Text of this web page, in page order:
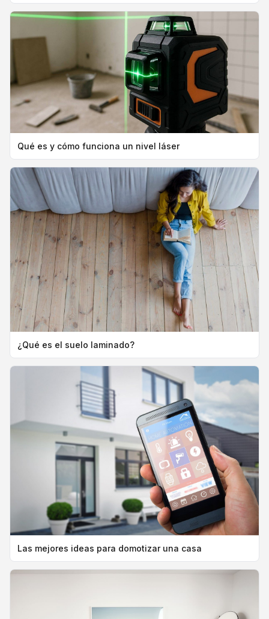
Qué es y cómo funciona un nivel láser
¿Qué es el suelo laminado?
Las mejores ideas para domotizar una casa